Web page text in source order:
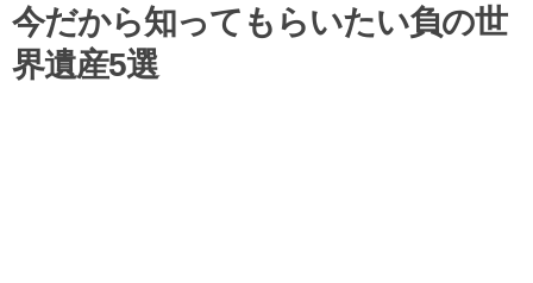
今だから知ってもらいたい負の世
界遺産5選